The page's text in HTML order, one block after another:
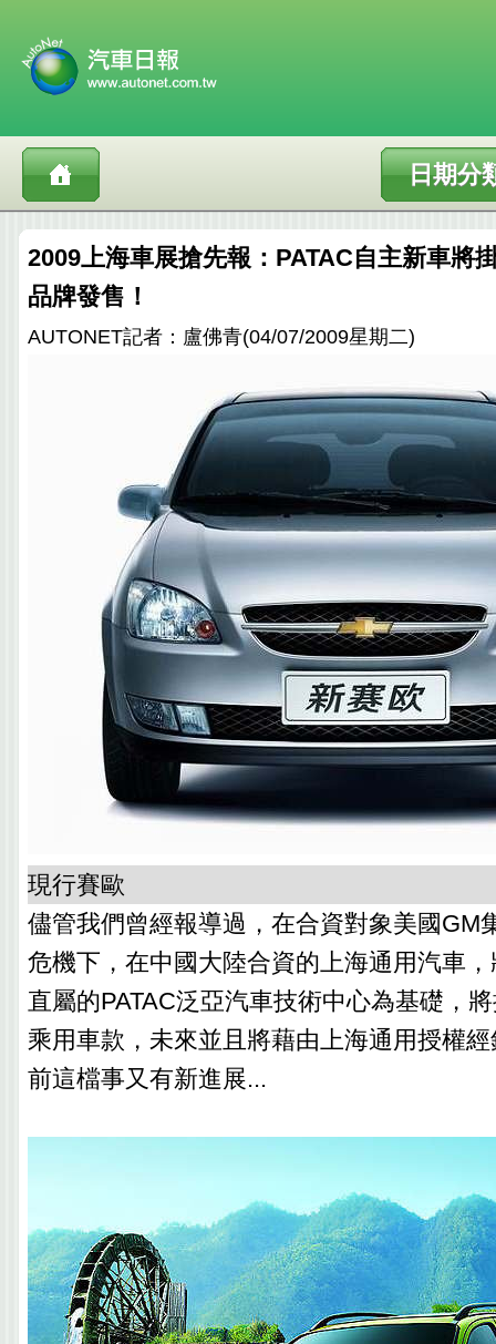
日期分
2009上海車展搶先報：PATAC自主新車將
品牌發售！
AUTONET記者：盧佛青(04/07/2009星期二)
現行賽歐
儘管我們曾經報導過，在合資對象美國GM
危機下，在中國大陸合資的上海通用汽車
直屬的PATAC泛亞汽車技術中心為基礎，
乘用車款，未來並且將藉由上海通用授權
前這檔事又有新進展...